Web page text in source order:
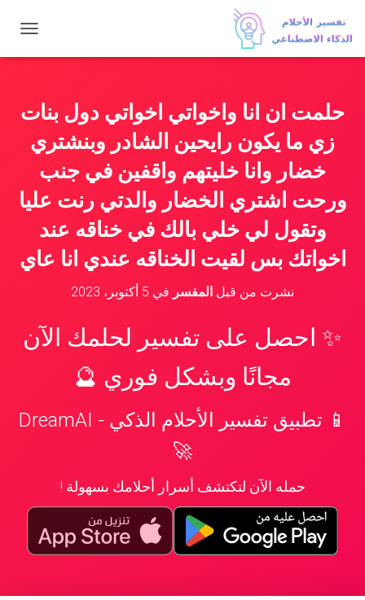
ب
ا
حلمت ان انا واخواتي اخواتي دول بنات
زي ما يكون رايحين الشادر وبنشتري
خضار وانا خليتهم واقفين في جنب
ورحت اشتري الخضار والدتي رنت عليا
وتقول لي خلي بالك في خناقه عند
اخواتك بس لقيت الخناقه عندي انا عاي
نشرت من قبل المفسر في 5 أكتوبر، 2023
✨ احصل على تفسير لحلمك الآن
مجانًا وبشكل فوري 🔮
📱 تطبيق تفسير الأحلام الذكي - DreamAI
🚀
حمله الآن لتكتشف أسرار أحلامك بسهولة !